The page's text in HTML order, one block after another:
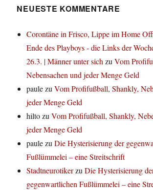
NEUESTE KOMMENTARE
Corontäne in Frisco, Lippe im Home
Ende des Playboys - die Links der
26.3. | Männer unter sichzuVom
Nebensachen und jeder Menge Geld
paulezuVom Profifußball, Shankly,
jeder Menge Geld
hiltozuVom Profifußball, Shankly,
jeder Menge Geld
paulezuDie Hysterisierung der
Fußlümmelei – eine Streitschrift
StadtneurotikerzuDie Hysterisierung
gegenwartlichen Fußlümmelei – eine